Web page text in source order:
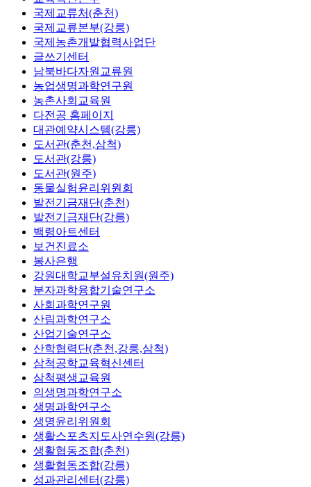
국제교류처(춘천)
국제교류본부(강릉)
국제농촌개발협력사업단
글쓰기센터
남북바다자원교류원
농업생명과학연구원
농촌사회교육원
다전공 홈페이지
대관예약시스템(강릉)
도서관(춘천,삼척)
도서관(강릉)
도서관(원주)
동물실험윤리위원회
발전기금재단(춘천)
발전기금재단(강릉)
백령아트센터
보건진료소
봉사은행
강원대학교부설유치원(원주)
분자과학융합기술연구소
사회과학연구원
산림과학연구소
산업기술연구소
산학협력단(춘천,강릉,삼척)
삼척공학교육혁신센터
삼척평생교육원
의생명과학연구소
생명과학연구소
생명윤리위원회
생활스포츠지도사연수원(강릉)
생활협동조합(춘천)
생활협동조합(강릉)
성과관리센터(강릉)